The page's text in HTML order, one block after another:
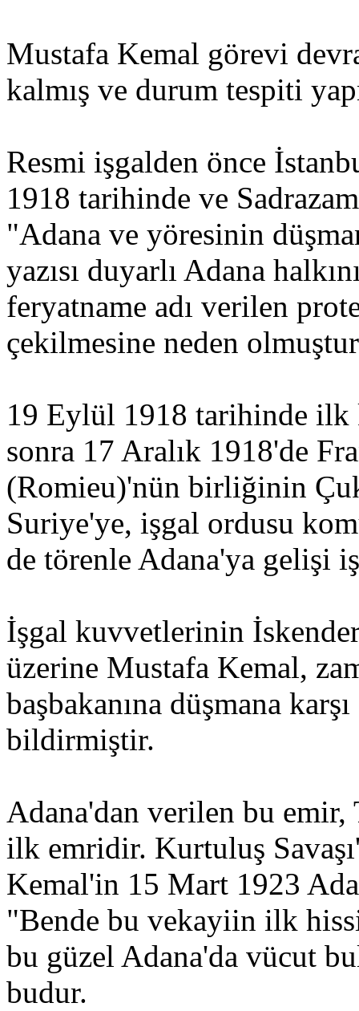
Mustafa Kemal görevi
kalmış ve durum tespiti
Resmi işgalden önce
1918 tarihinde ve
"Adana ve yöresinin
yazısı duyarlı Adana
feryatname adı verilen
çekilmesine neden
19 Eylül 1918 tarihinde ilk
sonra 17 Aralık 1918'de
(Romieu)'nün birliğinin
Suriye'ye, işgal ordusu
de törenle Adana'ya gelişi
İşgal kuvvetlerinin
üzerine Mustafa Kemal,
başbakanına düşmana
bildirmiştir.
Adana'dan verilen bu
ilk emridir. Kurtuluş
Kemal'in 15 Mart 1923
"Bende bu vekayiin ilk
bu güzel Adana'da vücut
budur.